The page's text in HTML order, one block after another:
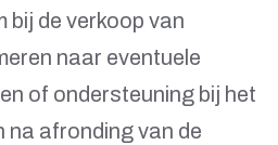
bij de verkoop van
naar eventuele
of ondersteuning bij het
na afronding van de